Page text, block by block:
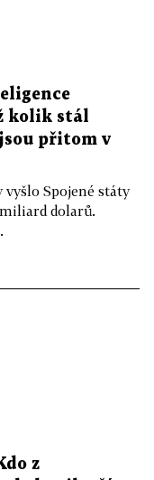
kolik stál
přitom v
Spojené státy
dolarů.
z